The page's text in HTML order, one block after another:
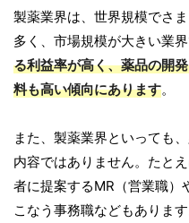
製薬業界は、世界規模でさ
多く、市場規模が大きい業界
る利益率が高く、薬品の開
料も高い傾向にあります。
また、製薬業界といっても
内容ではありません。たと
者に提案するMR（営業職）
こなう事務職などもあります